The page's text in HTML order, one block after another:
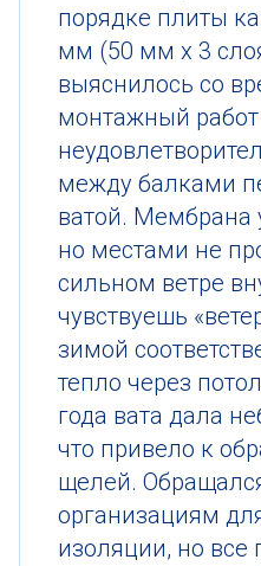
порядке плиты
мм (50 мм х 3
выяснилось со
монтажный работ
между балками
ватой. Мембрана
но местами не
сильном ветре
чувствуешь
зимой
тепло через
года вата дала
что привело к
щелей.
организациям
изоляции, но все